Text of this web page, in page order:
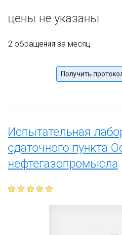
цены не указаны
2 обращения за месяц
Получить
Испытательная
сдаточного пункта
нефтегазопромысла